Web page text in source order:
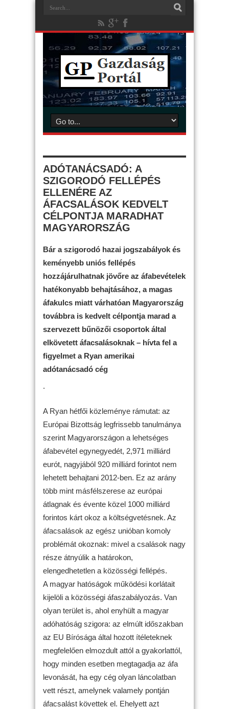
ADÓTANÁCSADÓ: A
SZIGORODÓ FELLÉPÉS
ELLENÉRE AZ
ÁFACSALÁSOK KEDVELT
CÉLPONTJA MARADHAT
MAGYARORSZÁG
Bár a szigorodó hazai jogszabályok és
keményebb uniós fellépés
hozzájárulhatnak jövőre az áfabevételek
hatékonyabb behajtásához, a magas
áfakulcs miatt várhatóan Magyarország
továbbra is kedvelt célpontja marad a
szervezett bűnözői csoportok által
elkövetett áfacsalásoknak – hívta fel a
figyelmet a Ryan amerikai
adótanácsadó cég
.
A Ryan hétfői közleménye rámutat: az
Európai Bizottság legfrissebb tanulmánya
szerint Magyarországon a lehetséges
áfabevétel egynegyedét, 2,971 milliárd
eurót, nagyjából 920 milliárd forintot nem
lehetett behajtani 2012-ben. Ez az arány
több mint másfélszerese az európai
átlagnak és évente közel 1000 milliárd
forintos kárt okoz a költségvetésnek. Az
áfacsalások az egész unióban komoly
problémát okoznak: mivel a csalások nagy
része átnyúlik a határokon,
elengedhetetlen a közösségi fellépés.
A magyar hatóságok működési korlátait
kijelöli a közösségi áfaszabályozás. Van
olyan terület is, ahol enyhült a magyar
adóhatóság szigora: az elmúlt időszakban
az EU Bírósága által hozott ítéleteknek
megfelelően elmozdult attól a gyakorlattól,
hogy minden esetben megtagadja az áfa
levonását, ha egy cég olyan láncolatban
vett részt, amelynek valamely pontján
áfacsalást követtek el. Ehelyett azt